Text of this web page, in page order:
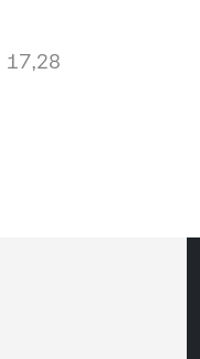
17,28